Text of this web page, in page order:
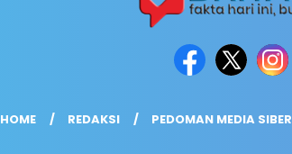
HOME REDAKSI PEDOMAN MEDIA SIBER